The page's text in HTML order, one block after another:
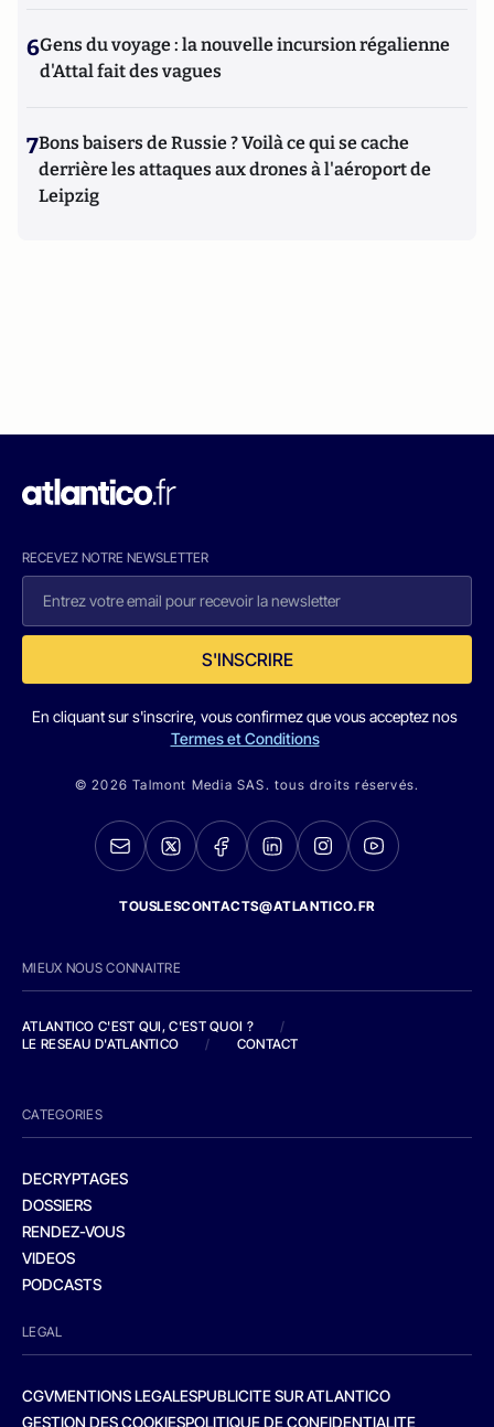
6Gens du voyage : la nouvelle incursion régalienne
d'Attal fait des vagues
7Bons baisers de Russie ? Voilà ce qui se cache
derrière les attaques aux drones à l'aéroport de
Leipzig
RECEVEZ NOTRE NEWSLETTER
S'INSCRIRE
En cliquant sur s'inscrire, vous confirmez que vous acceptez nos
Termes et Conditions
© 2026 Talmont Media SAS. tous droits réservés.
TOUSLESCONTACTS@ATLANTICO.FR
MIEUX NOUS CONNAITRE
ATLANTICO C'EST QUI, C'EST QUOI ?
/
LE RESEAU D'ATLANTICO
/ CONTACT
CATEGORIES
DECRYPTAGES
DOSSIERS
RENDEZ-VOUS
VIDEOS
PODCASTS
LEGAL
CGVMENTIONS LEGALESPUBLICITE SUR ATLANTICO
GESTION DES COOKIESPOLITIQUE DE CONFIDENTIALITE